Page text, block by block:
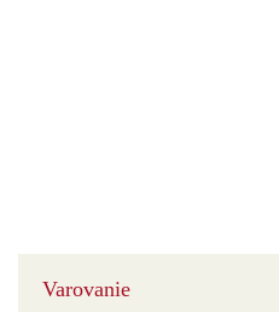
Varovanie